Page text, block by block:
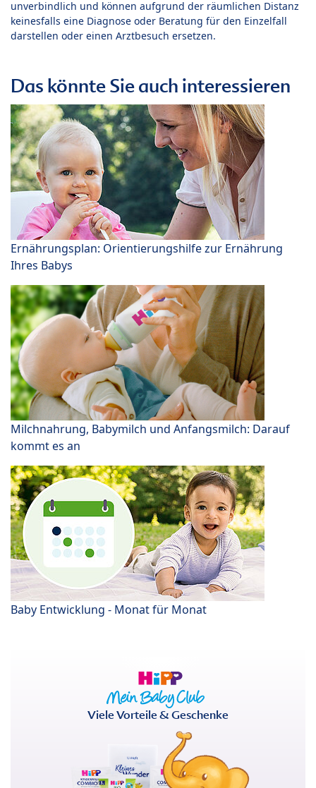
unverbindlich und können aufgrund der räumlichen Distanz
keinesfalls eine Diagnose oder Beratung für den Einzelfall
darstellen oder einen Arztbesuch ersetzen.
Das könnte Sie auch interessieren
Ernährungsplan: Orientierungshilfe zur Ernährung
Ihres Babys
Milchnahrung, Babymilch und Anfangsmilch: Darauf
kommt es an
Baby Entwicklung - Monat für Monat
Viele Vorteile & Geschenke